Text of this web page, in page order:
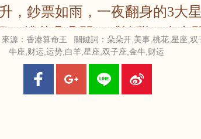
，鈔票如雨，一夜翻身的3大
，桃花朵朵開，感情甜，火力
_雙子座
源：香港算命王 關鍵詞：朵朵开,美事,桃花,星座,双
牛座,财运,运势,白羊,星座,双子座,金牛,财运